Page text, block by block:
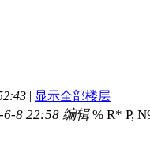
| 显示全部楼层
6-8 22:58 编辑% R* P,